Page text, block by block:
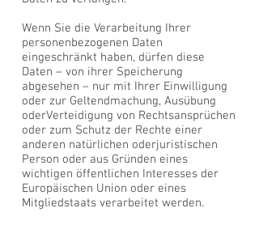
Wenn Sie die Verarbeitung Ihrer
personenbezogenen Daten
eingeschränkt haben, dürfen diese
Daten – von ihrer Speicherung
abgesehen – nur mit Ihrer Einwilligung
oder zur Geltendmachung, Ausübung
oderVerteidigung von Rechtsansprüchen
oder zum Schutz der Rechte einer
anderen natürlichen oderjuristischen
Person oder aus Gründen eines
wichtigen öffentlichen Interesses der
Europäischen Union oder eines
Mitgliedstaats verarbeitet werden.